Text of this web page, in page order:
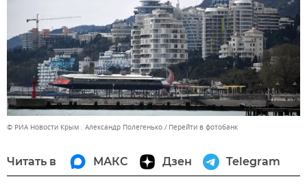
© РИА Новости Крым . Александр Полегенько Перейти в фотобанк
Читать в МАКС Дзен Telegram